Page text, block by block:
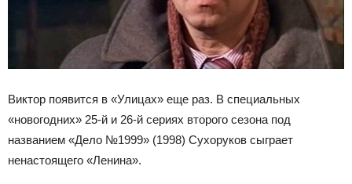
Виктор появится в «Улицах» еще раз. В специальных
«новогодних» 25-й и 26-й сериях второго сезона под
названием «Дело №1999» (1998) Сухоруков сыграет
ненастоящего «Ленина».